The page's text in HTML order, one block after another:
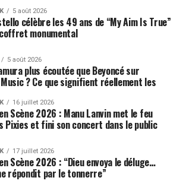
5 août 2026
célèbre les 49 ans de “My Aim Is True”
monumental
5 août 2026
plus écoutée que Beyoncé sur
Music ? Ce que signifient réellement les
16 juillet 2026
Scène 2026 : Manu Lanvin met le feu
Pixies et fini son concert dans le public
17 juillet 2026
Scène 2026 : “Dieu envoya le déluge…
répondit par le tonnerre”